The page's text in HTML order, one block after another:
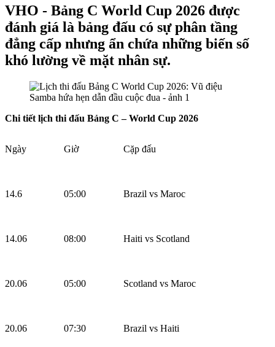
VHO - Bảng C World Cup 2026 được
đánh giá là bảng đấu có sự phân tầng
đẳng cấp nhưng ẩn chứa những biến số
khó lường về mặt nhân sự.
Chi tiết lịch thi đấu Bảng C – World Cup 2026
Ngày Giờ Cặp đấu
14.6 05:00 Brazil vs Maroc
14.06 08:00 Haiti vs Scotland
20.06 05:00 Scotland vs Maroc
20.06 07:30 Brazil vs Haiti